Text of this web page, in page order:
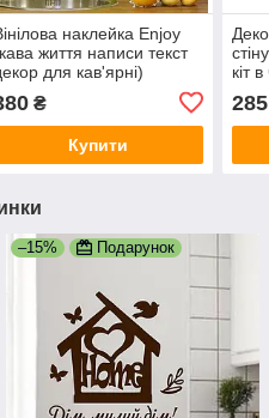
наклейка Enjoy
життя написи текст
для кав'ярні)
₴
Купити
кіт
285
–15% Подарунок